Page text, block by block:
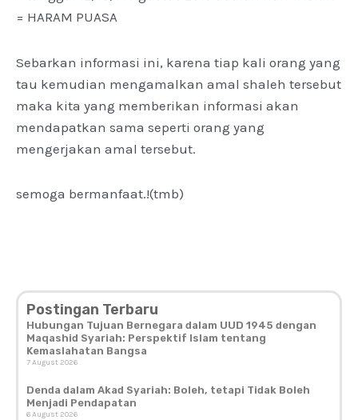
= HARAM PUASA
Sebarkan informasi ini, karena tiap kali orang yang
tau kemudian mengamalkan amal shaleh tersebut
maka kita yang memberikan informasi akan
mendapatkan sama seperti orang yang
mengerjakan amal tersebut.
semoga bermanfaat.!(tmb)
Postingan Terbaru
Hubungan Tujuan Bernegara dalam UUD 1945 dengan
Maqashid Syariah: Perspektif Islam tentang
Kemaslahatan Bangsa
7 August 2026
Denda dalam Akad Syariah: Boleh, tetapi Tidak Boleh
Menjadi Pendapatan
6 August 2026